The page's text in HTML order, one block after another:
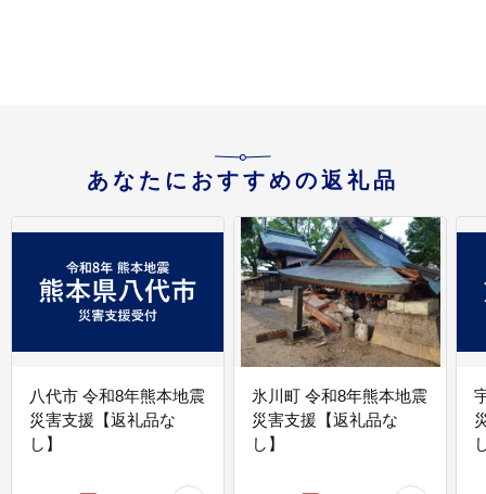
あなたにおすすめの返礼品
八代市 令和8年熊本地震
災害支援【返礼品な
し】
氷川町 令和8年熊本地震
災害支援【返礼品な
し】